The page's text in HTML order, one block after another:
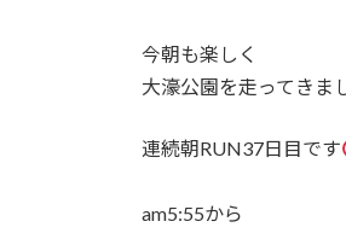
日
今朝も楽しく
大濠公園を走ってきま
連続朝RUN37日目です
am5:55から